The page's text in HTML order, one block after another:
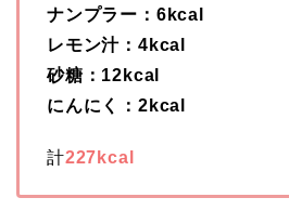
ナンプラー：6kcal
レモン汁：4kcal
砂糖：12kcal
にんにく：2kcal
計227kcal